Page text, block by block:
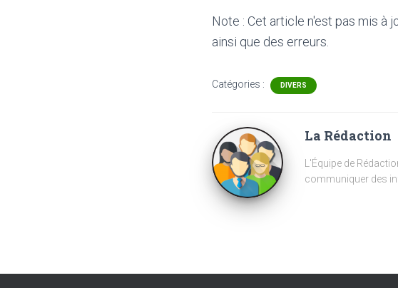
Note : Cet article n'est pas mis à
ainsi que des erreurs.
Catégories : DIVERS
La Rédaction
L'Équipe de
communiquer des